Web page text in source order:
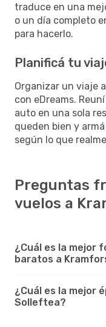
traduce en una
o un día completo
para hacerlo.
Planificá tu
Organizar un viaje
con eDreams.
auto en una sola
queden bien y
según lo que
Preguntas
vuelos a
¿Cuál es la mejor
baratos a
¿Cuál es la mejor
Solleftea?